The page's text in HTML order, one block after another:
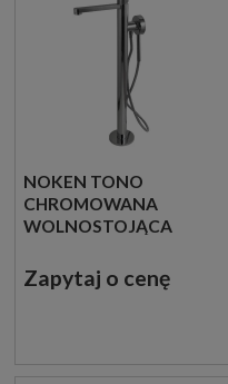
NOKEN TONO
CHROMOWANA
WOLNOSTOJĄCA
100184792
Zapytaj o cenę